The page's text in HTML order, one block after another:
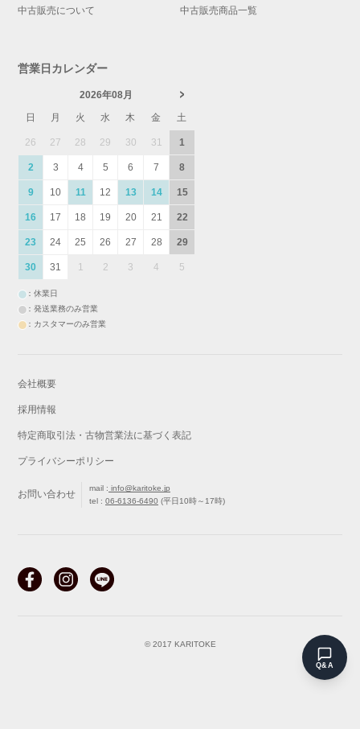
中古販売について 中古販売商品一覧
営業日カレンダー
2026年08月
日
月 火 水 木 金 土
26 27 28 29 30 31 1
2 3 4 5 6 7 8
9 10 11 12 13 14 15
16 17 18 19 20 21 22
23 24 25 26 27 28 29
30 31 1 2 3 4 5
：休業日
：発送業務のみ営業
：カスタマーのみ営業
会社概要
採用情報
特定商取引法・古物営業法に基づく表記
プライバシーポリシー
お問い合わせ
mail : info@karitoke.jp
tel :06-6136-6490 (平日10時～17時)
© 2017 KARITOKE
Q&A
戻る 最初から